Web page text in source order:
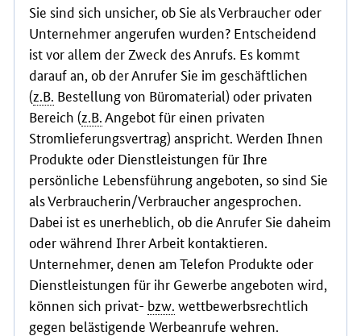
Sie sind sich unsicher, ob Sie als Verbraucher oder
Unternehmer angerufen wurden? Entscheidend
ist vor allem der Zweck des Anrufs. Es kommt
darauf an, ob der Anrufer Sie im geschäftlichen
(z.B. Bestellung von Büromaterial) oder privaten
Bereich (z.B.Angebot für einen privaten
Stromlieferungsvertrag) anspricht. Werden Ihnen
Produkte oder Dienstleistungen für Ihre
persönliche Lebensführung angeboten, so sind Sie
als Verbraucherin/Verbraucher angesprochen.
Dabei ist es unerheblich, ob die Anrufer Sie daheim
oder während Ihrer Arbeit kontaktieren.
Unternehmer, denen am Telefon Produkte oder
Dienstleistungen für ihr Gewerbe angeboten wird,
können sich privat- bzw. wettbewerbsrechtlich
gegen belästigende Werbeanrufe wehren.